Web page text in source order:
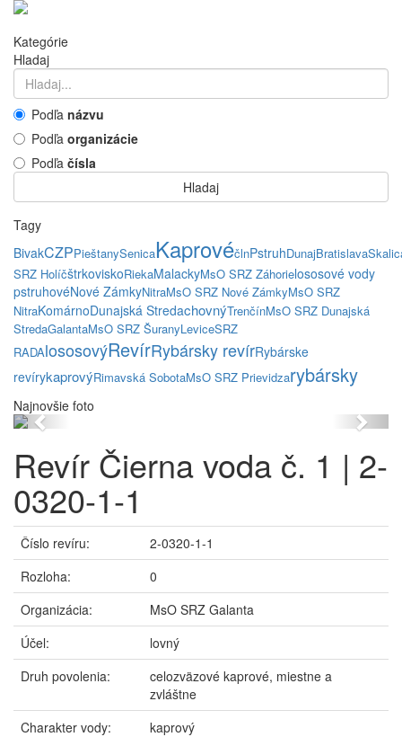
Kategórie
Hladaj
Podľa názvu
Podľa organizácie
Podľa čísla
Hladaj
Tagy
BivakCZPPieštanySenicaKaprovéčlnPstruhDunajBratislava
SRZ HolíčštrkoviskoRiekaMalackyMsO SRZ Záhorielososové vody
pstruhovéNové ZámkyNitraMsO SRZ Nové ZámkyMsO SRZ
NitraKomárnoDunajská StredachovnýTrenčínMsO SRZ Dunajská
StredaGalantaMsO SRZ ŠuranyLeviceSRZ
RADAlososovýRevírRybársky revírRybárske
revírykaprovýRimavská SobotaMsO SRZ Prievidzarybársky
Najnovšie foto
Previous Next
Revír Čierna voda č. 1 | 2-
0320-1-1
Číslo revíru:
2-0320-1-1
Rozloha:
0
Organizácia:
MsO SRZ Galanta
Účel:
lovný
Druh povolenia:
celozväzové kaprové, miestne a
zvláštne
Charakter vody:
kaprový